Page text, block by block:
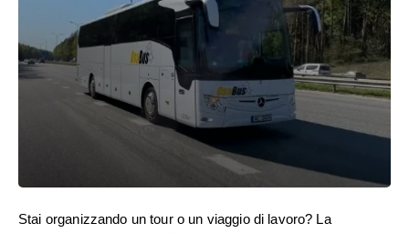
Stai organizzando un tour o un viaggio di lavoro? La